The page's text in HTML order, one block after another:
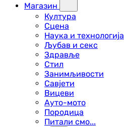
Магазин
Култура
Сцена
Наука и технологија
Љубав и секс
Здравље
Стил
Занимљивости
Савјети
Вицеви
Ауто-мото
Породица
Питали смо...